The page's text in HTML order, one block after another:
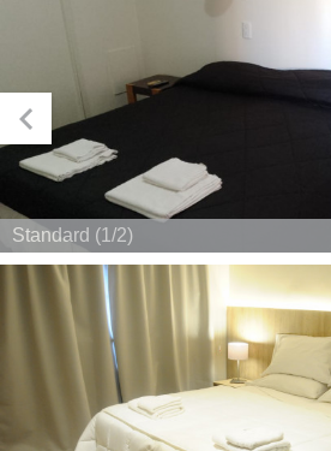
Standard (1/2)